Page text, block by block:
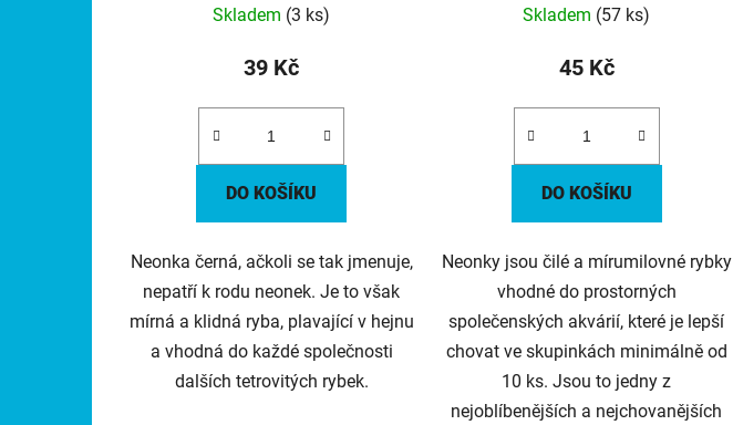
Skladem (3 ks)
39 Kč
DO KOŠÍKU
Neonka černá, ačkoli se tak jmenuje,
nepatří k rodu neonek. Je to však
mírná a klidná ryba, plavající v hejnu
a vhodná do každé společnosti
dalších tetrovitých rybek.
Skladem (57 ks)
45 Kč
DO KOŠÍKU
Neonky jsou čilé a mírumilovné rybky
vhodné do prostorných
společenských akvárií, které je lepší
chovat ve skupinkách minimálně od
10 ks. Jsou to jedny z
nejoblíbenějších a nejchovanějších